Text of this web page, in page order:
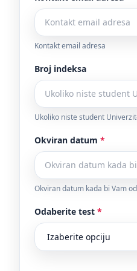
Kontakt email adresa
Broj indeksa
Ukoliko niste student
Okviran datum *
Okviran datum kada bi Vam
Odaberite test *